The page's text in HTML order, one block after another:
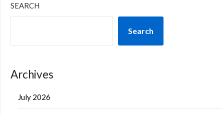
SEARCH
Search
Archives
July 2026